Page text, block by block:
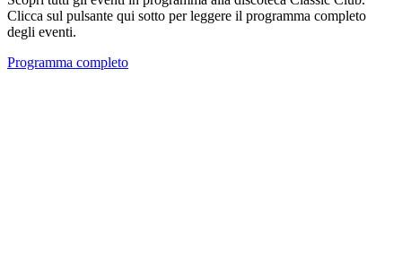
Clicca sul pulsante qui sotto per leggere il programma completo
degli eventi.
Programma completo